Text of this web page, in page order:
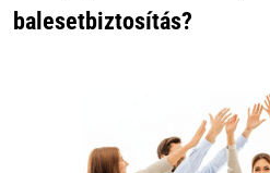
balesetbiztosítás?